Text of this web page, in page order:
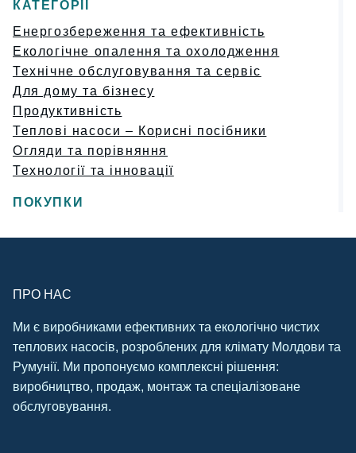
КАТЕГОРІЇ
Енергозбереження та ефективність
Екологічне опалення та охолодження
Технічне обслуговування та сервіс
Для дому та бізнесу
Продуктивність
Теплові насоси – Корисні посібники
Огляди та порівняння
Технології та інновації
ПОКУПКИ
ПРО НАС
Ми є виробниками ефективних та екологічно чистих
теплових насосів, розроблених для клімату Молдови та
Румунії. Ми пропонуємо комплексні рішення:
виробництво, продаж, монтаж та спеціалізоване
обслуговування.